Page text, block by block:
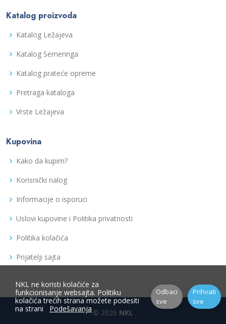
Katalog proizvoda
Katalog Ležajeva
Katalog Semeringa
Katalog prateće opreme
Pretraga kataloga
Vrste Ležajeva
Kupovina
Kako da kupim?
Korisnički nalog
Informacije o isporuci
Uslovi kupovine i Politika privatnosti
Politika kolačića
Prijatelji sajta
© 2026 NKL
NKL ne koristi kolačiće za
funkcionisanje websajta. Politiku
kolačića trećih strana možete podesiti
na strani Podešavanja
Odbaci
sve
Prihvati
sve